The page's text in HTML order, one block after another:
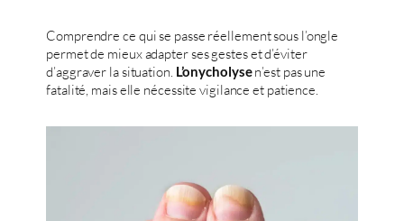
Comprendre ce qui se passe réellement sous l’ongle
permet de mieux adapter ses gestes et d’éviter
d’aggraver la situation. L’onycholysen’est pas une
fatalité, mais elle nécessite vigilance et patience.